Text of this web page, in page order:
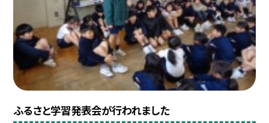
ふるさと学習発表会が行われました